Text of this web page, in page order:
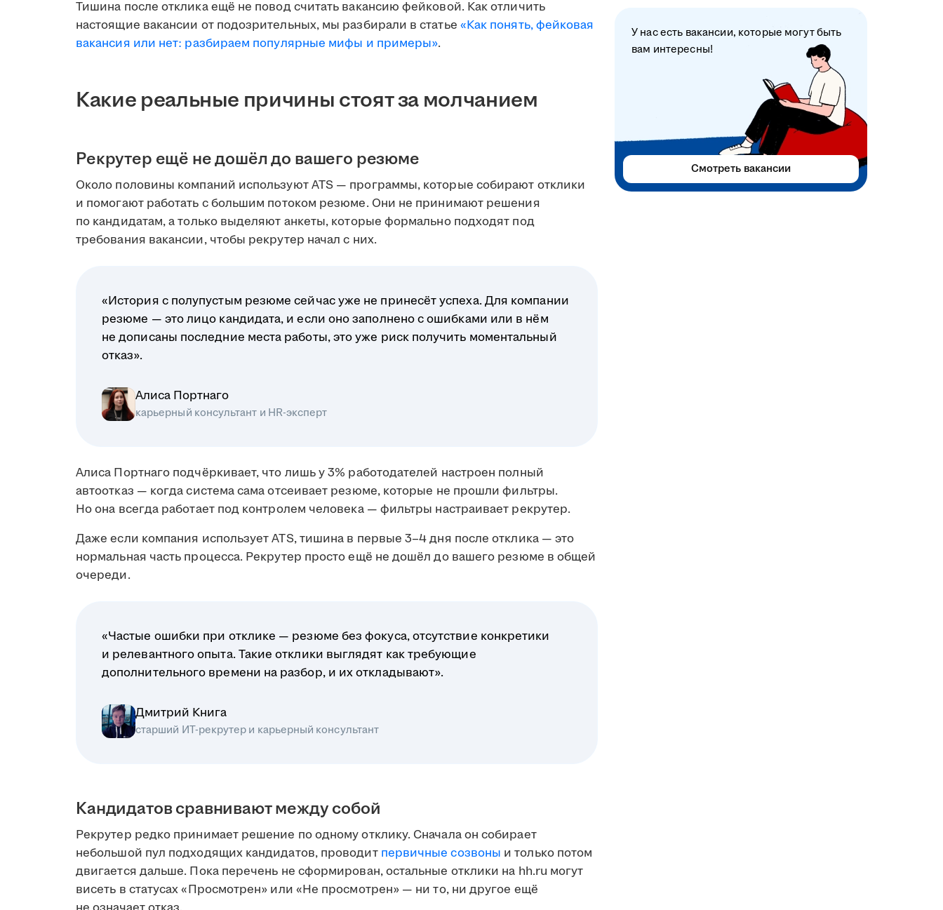
Тишина после отклика ещё не повод считать вакансию фейковой. Как отличить
настоящие вакансии от подозрительных, мы разбирали в статье «Как понять, фейковая
вакансия или нет: разбираем популярные мифы и примеры».
Какие реальные причины стоят за молчанием
Рекрутер ещё не дошёл до вашего резюме
Около половины компаний используют ATS — программы, которые собирают отклики
и помогают работать с большим потоком резюме. Они не принимают решения
по кандидатам, а только выделяют анкеты, которые формально подходят под
требования вакансии, чтобы рекрутер начал с них.
«История с полупустым резюме сейчас уже не принесёт успеха. Для компании
резюме — это лицо кандидата, и если оно заполнено с ошибками или в нём
не дописаны последние места работы, это уже риск получить моментальный
отказ».
Алиса Портнаго
карьерный консультант и HR-эксперт
Алиса Портнаго подчёркивает, что лишь у 3% работодателей настроен полный
автоотказ — когда система сама отсеивает резюме, которые не прошли фильтры.
Но она всегда работает под контролем человека — фильтры настраивает рекрутер.
Даже если компания использует ATS, тишина в первые 3–4 дня после отклика — это
нормальная часть процесса. Рекрутер просто ещё не дошёл до вашего резюме в общей
очереди.
«Частые ошибки при отклике — резюме без фокуса, отсутствие конкретики
и релевантного опыта. Такие отклики выглядят как требующие
дополнительного времени на разбор, и их откладывают».
Дмитрий Книга
старший ИТ-рекрутер и карьерный консультант
Кандидатов сравнивают между собой
Рекрутер редко принимает решение по одному отклику. Сначала он собирает
небольшой пул подходящих кандидатов, проводит первичные созвоны и только потом
двигается дальше. Пока перечень не сформирован, остальные отклики на hh.ru могут
висеть в статусах «Просмотрен» или «Не просмотрен» — ни то, ни другое ещё
У нас есть вакансии, которые могут быть
вам интересны!
Смотреть вакансии